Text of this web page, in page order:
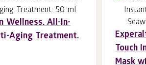
Wellness. All-In-
Aging Treatment.
Touch
Mask